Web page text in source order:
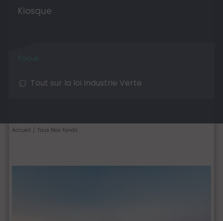
Kiosque
Tout sur la loi Industrie Verte
Accueil Tous Nos Fonds